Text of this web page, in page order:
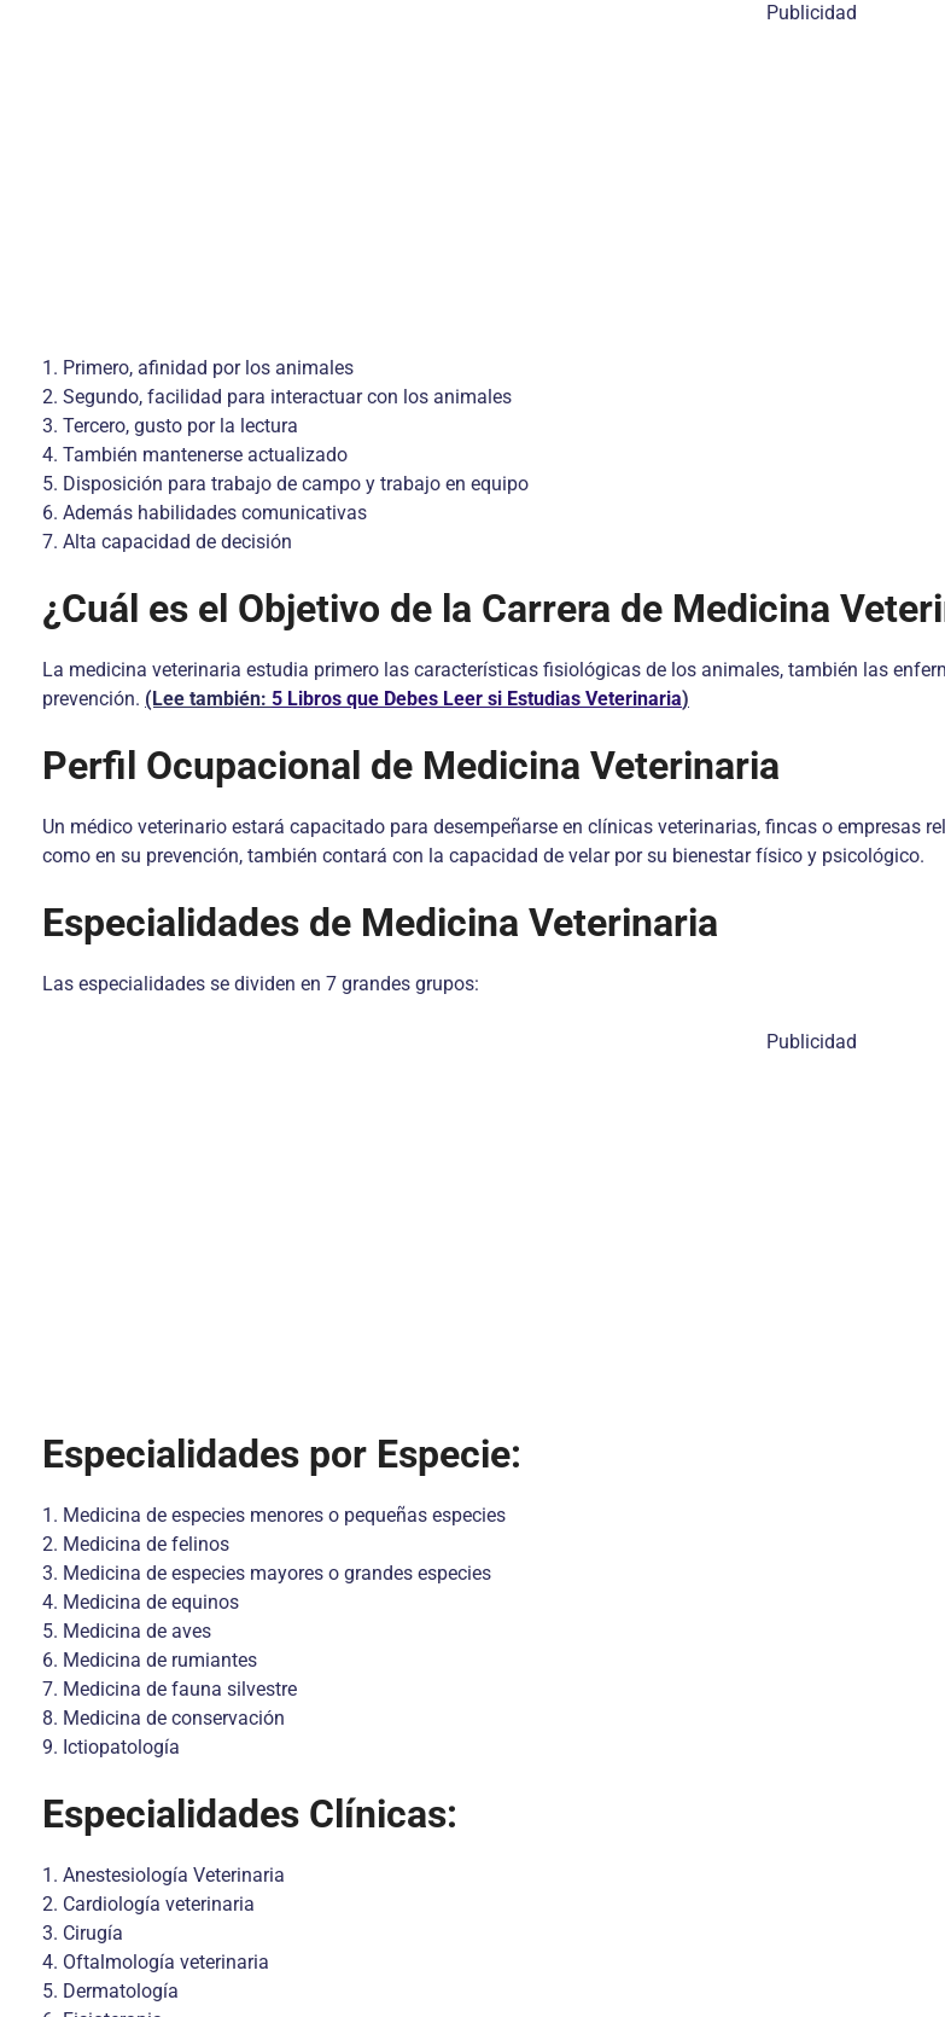
Publicidad
1. Primero, afinidad por los animales
2. Segundo, facilidad para interactuar con los animales
3. Tercero, gusto por la lectura
4. También mantenerse actualizado
5. Disposición para trabajo de campo y trabajo en equipo
6. Además habilidades comunicativas
7. Alta capacidad de decisión
¿Cuál es el Objetivo de la Carrera de Medicina
La medicina veterinaria estudia primero las características fisiológicas de los animales, también las
prevención. (Lee también: 5 Libros que Debes Leer si Estudias Veterinaria)
Perfil Ocupacional de Medicina Veterinaria
Un médico veterinario estará capacitado para desempeñarse en clínicas veterinarias, fincas o empresas
como en su prevención, también contará con la capacidad de velar por su bienestar físico y psicológico.
Especialidades de Medicina Veterinaria
Las especialidades se dividen en 7 grandes grupos:
Publicidad
Especialidades por Especie:
1. Medicina de especies menores o pequeñas especies
2. Medicina de felinos
3. Medicina de especies mayores o grandes especies
4. Medicina de equinos
5. Medicina de aves
6. Medicina de rumiantes
7. Medicina de fauna silvestre
8. Medicina de conservación
9. Ictiopatología
Especialidades Clínicas:
1. Anestesiología Veterinaria
2. Cardiología veterinaria
3. Cirugía
4. Oftalmología veterinaria
5. Dermatología